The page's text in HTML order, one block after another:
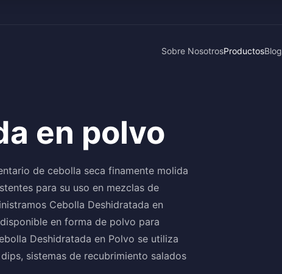
Sobre NosotrosProductosBlog
en polvo
de cebolla seca finamente molida
para su uso en mezclas de
Cebolla Deshidratada en
en forma de polvo para
Deshidratada en Polvo se utiliza
sistemas de recubrimiento salados